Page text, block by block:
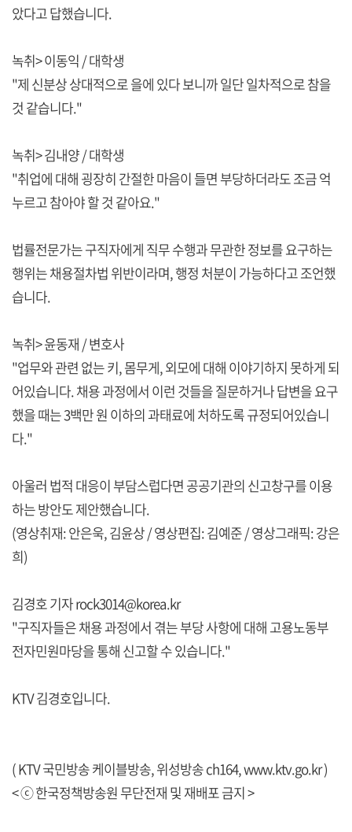
았다고 답했습니다.
녹취> 이동익 / 대학생
"제 신분상 상대적으로 을에 있다 보니까 일단 일차적으로 참을
것 같습니다."
녹취> 김내양 / 대학생
"취업에 대해 굉장히 간절한 마음이 들면 부당하더라도 조금 억
누르고 참아야 할 것 같아요."
법률전문가는 구직자에게 직무 수행과 무관한 정보를 요구하는
행위는 채용절차법 위반이라며, 행정 처분이 가능하다고 조언했
습니다.
녹취> 윤동재 / 변호사
"업무와 관련 없는 키, 몸무게, 외모에 대해 이야기하지 못하게 되
어있습니다. 채용 과정에서 이런 것들을 질문하거나 답변을 요구
했을 때는 3백만 원 이하의 과태료에 처하도록 규정되어있습니
다."
아울러 법적 대응이 부담스럽다면 공공기관의 신고창구를 이용
하는 방안도 제안했습니다.
(영상취재: 안은욱, 김윤상 / 영상편집: 김예준 / 영상그래픽: 강은
희)
김경호 기자 rock3014@korea.kr
"구직자들은 채용 과정에서 겪는 부당 사항에 대해 고용노동부
전자민원마당을 통해 신고할 수 있습니다."
KTV 김경호입니다.
( KTV 국민방송 케이블방송, 위성방송 ch164,www.ktv.go.kr)
< ⓒ 한국정책방송원 무단전재 및 재배포 금지 >